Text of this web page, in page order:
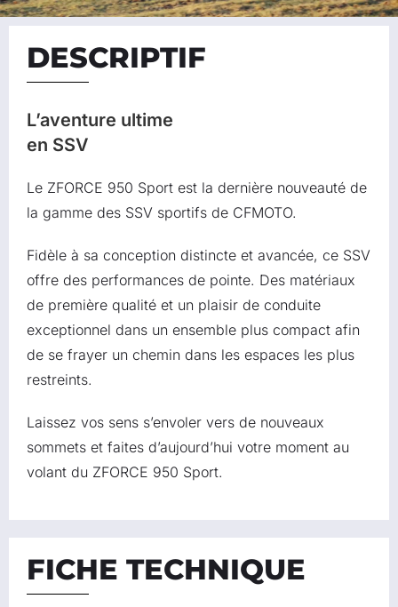
DESCRIPTIF
L’aventure ultime
en SSV
Le ZFORCE 950 Sport est la dernière nouveauté de
la gamme des SSV sportifs de CFMOTO.
Fidèle à sa conception distincte et avancée, ce SSV
offre des performances de pointe. Des matériaux
de première qualité et un plaisir de conduite
exceptionnel dans un ensemble plus compact afin
de se frayer un chemin dans les espaces les plus
restreints.
Laissez vos sens s’envoler vers de nouveaux
sommets et faites d’aujourd’hui votre moment au
volant du ZFORCE 950 Sport.
FICHE TECHNIQUE